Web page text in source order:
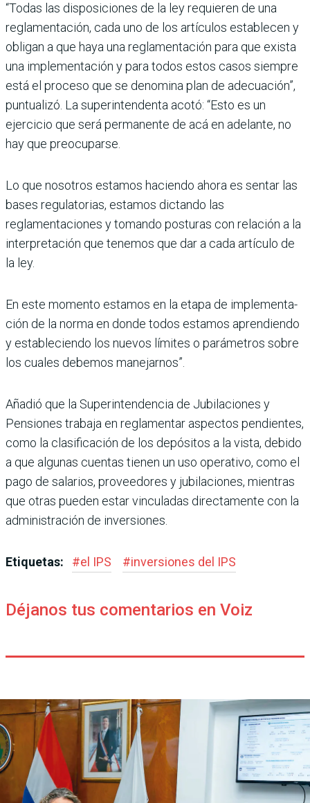
“Todas las disposiciones de la ley requieren de una
reglamentación, cada uno de los artículos establecen y
obligan a que haya una reglamentación para que exista
una implementación y para todos estos casos siempre
está el proceso que se denomina plan de adecua­ción”,
puntualizó. La super­intendenta acotó: “Esto es un
ejercicio que será perma­nente de acá en adelante, no
hay que preocuparse.
Lo que nosotros estamos haciendo ahora es sentar las
bases regulatorias, estamos dictando las
reglamentacio­nes y tomando posturas con relación a la
interpretación que tenemos que dar a cada artículo de
la ley.
En este momento estamos en la etapa de implementa­
ción de la norma en donde todos estamos aprendiendo
y estableciendo los nuevos límites o parámetros sobre
los cuales debemos mane­jarnos”.
Añadió que la Superinten­dencia de Jubilaciones y
Pensiones trabaja en regla­mentar aspectos pendien­tes,
como la clasificación de los depósitos a la vista, debido
a que algunas cuen­tas tienen un uso operativo, como el
pago de salarios, proveedores y jubilaciones, mientras
que otras pueden estar vinculadas directa­mente con la
administra­ción de inversiones.
Etiquetas: #el IPS #inversiones del IPS
Déjanos tus comentarios en Voiz